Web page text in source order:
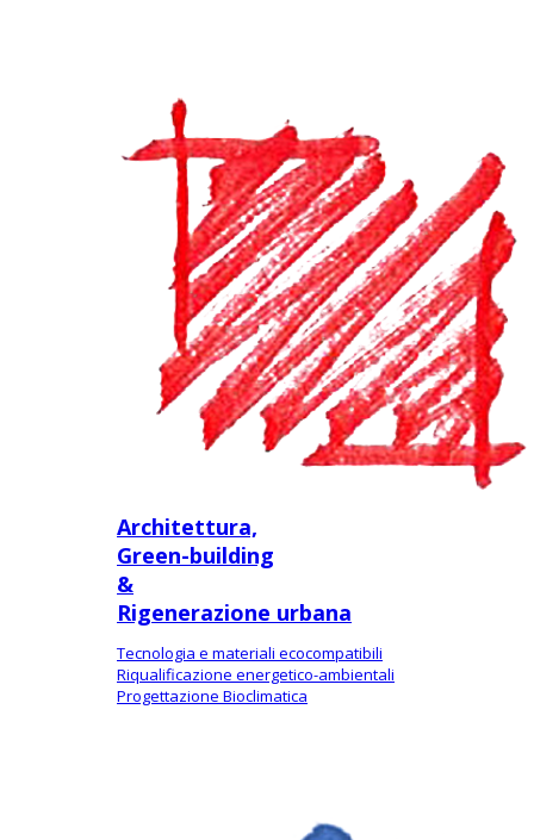
Architettura,
Green-building
&
Rigenerazione urbana
Tecnologia e materiali ecocompatibili
Riqualificazione energetico-ambientali
Progettazione Bioclimatica